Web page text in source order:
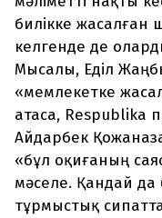
билікке жасалған
келгенде де
Мысалы, Еділ
«мемлекетке
атаса, Respublika
Айдарбек
«бұл оқиғаның
мәселе. Қандай да
тұрмыстық